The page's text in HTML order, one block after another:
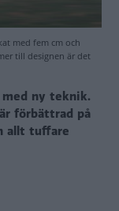
med fem cm och
till designen är det
ny teknik.
förbättrad på
allt tuffare